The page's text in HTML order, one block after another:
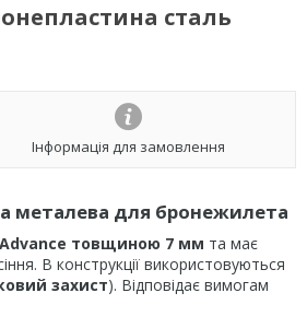
сталь
Інформація для замовлення
металева для бронежилета
Advance товщиною 7 мм та має
В конструкції використовуються
захист). Відповідає вимогам